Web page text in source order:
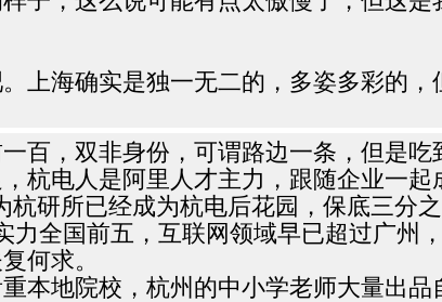
上海确实是独一无二的，多姿多彩的，
百，双非身份，可谓路边一条，但是吃
杭电人是阿里人才主力，跟随企业一起
研所已经成为杭电后花园，保底三分
全国前五，互联网领域早已超过广州
何求。
本地院校，杭州的中小学老师大量出品